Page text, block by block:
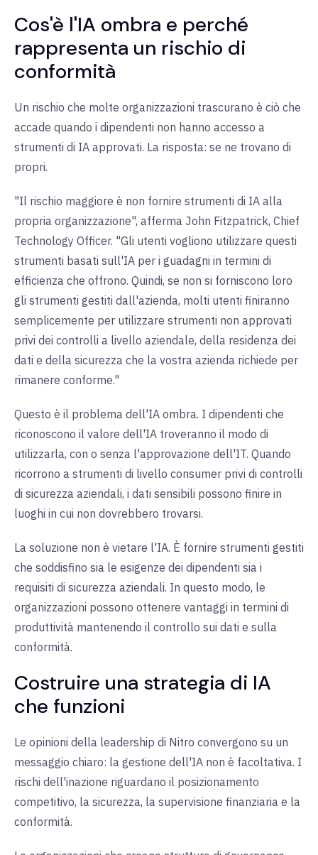
Cos'è l'IA ombra e perché
rappresenta un rischio di
conformità
Un rischio che molte organizzazioni trascurano è ciò che
accade quando i dipendenti non hanno accesso a
strumenti di IA approvati. La risposta: se ne trovano di
propri.
"Il rischio maggiore è non fornire strumenti di IA alla
propria organizzazione", afferma John Fitzpatrick, Chief
Technology Officer. "Gli utenti vogliono utilizzare questi
strumenti basati sull'IA per i guadagni in termini di
efficienza che offrono. Quindi, se non si forniscono loro
gli strumenti gestiti dall'azienda, molti utenti finiranno
semplicemente per utilizzare strumenti non approvati
privi dei controlli a livello aziendale, della residenza dei
dati e della sicurezza che la vostra azienda richiede per
rimanere conforme."
Questo è il problema dell'IA ombra. I dipendenti che
riconoscono il valore dell'IA troveranno il modo di
utilizzarla, con o senza l'approvazione dell'IT. Quando
ricorrono a strumenti di livello consumer privi di controlli
di sicurezza aziendali, i dati sensibili possono finire in
luoghi in cui non dovrebbero trovarsi.
La soluzione non è vietare l'IA. È fornire strumenti gestiti
che soddisfino sia le esigenze dei dipendenti sia i
requisiti di sicurezza aziendali. In questo modo, le
organizzazioni possono ottenere vantaggi in termini di
produttività mantenendo il controllo sui dati e sulla
conformità.
Costruire una strategia di IA
che funzioni
Le opinioni della leadership di Nitro convergono su un
messaggio chiaro: la gestione dell'IA non è facoltativa. I
rischi dell'inazione riguardano il posizionamento
competitivo, la sicurezza, la supervisione finanziaria e la
conformità.